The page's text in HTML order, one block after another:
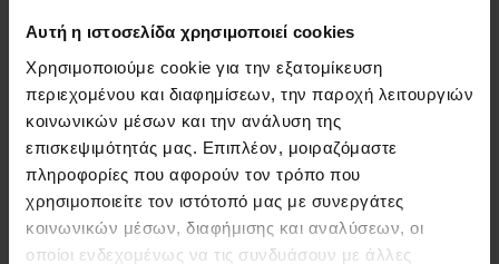
Αυτή η ιστοσελίδα χρησιμοποιεί cookies
Χρησιμοποιούμε cookie για την εξατομίκευση
περιεχομένου και διαφημίσεων, την παροχή λειτουργιών
κοινωνικών μέσων και την ανάλυση της
επισκεψιμότητάς μας. Επιπλέον, μοιραζόμαστε
πληροφορίες που αφορούν τον τρόπο που
χρησιμοποιείτε τον ιστότοπό μας με συνεργάτες
κοινωνικών μέσων, διαφήμισης και αναλύσεων, οι
οποίοι ενδεχομένως να τις συνδυάσουν με άλλες
Parfum - Tester
100ml - Eau de Parfum -
Tester - Γυναίκες
Άμεσα διαθέσιμο
22,00 €
100ml - Eau de Parfum -
Γυναίκες
Άμεσα διαθέσιμο
25,00 €